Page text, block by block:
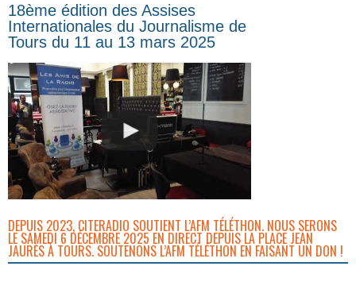
18ème édition des Assises
Internationales du Journalisme de
Tours du 11 au 13 mars 2025
DEPUIS 2023, CITERADIO SOUTIENT L’AFM TÉLÉTHON. NOUS SERONS
LE SAMEDI 6 DÉCEMBRE 2025 EN DIRECT DEPUIS LA PLACE JEAN
JAURÈS À TOURS. SOUTENONS L’AFM TÉLÉTHON EN FAISANT UN DON !